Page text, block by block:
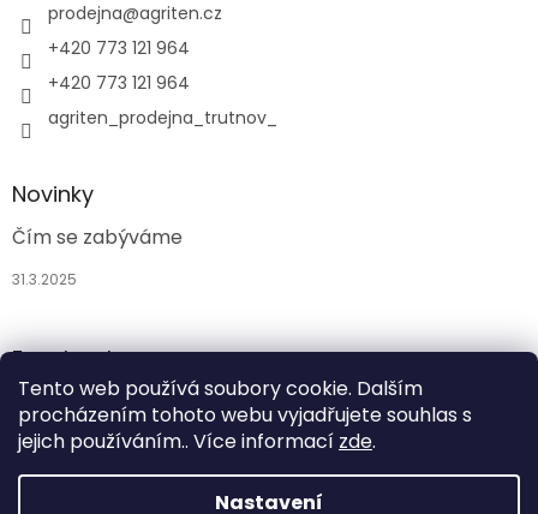
Tento web používá soubory cookie. Dalším
procházením tohoto webu vyjadřujete souhlas s
jejich používáním.. Více informací zde.
Nastavení
prodejna@agriten.cz
+420 773 121 964
+420 773 121 964
agriten_prodejna_trutnov_
Novinky
Čím se zabýváme
31.3.2025
Facebook